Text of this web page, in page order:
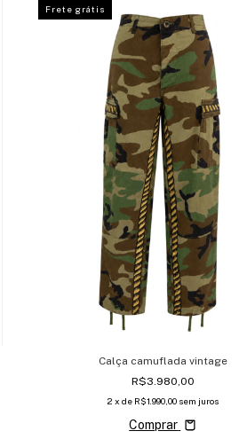
Frete grátis
Calça camuflada vintage
R$3.980,00
2 x de R$1.990,00 sem juros
Comprar